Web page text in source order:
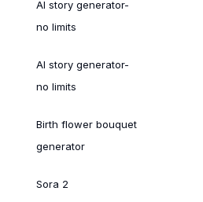
AI story generator-
no limits
AI story generator-
no limits
Birth flower bouquet
generator
Sora 2